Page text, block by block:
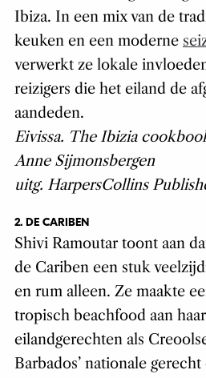
Ibiza. In een mix van de
keuken en een moderne
verwerkt ze lokale
reizigers die het eiland de
aandeden.
Eivissa. The Ibizia
Anne Sijmonsbergen
uitg. HarpersCollins
2. DE CARIBEN
Shivi Ramoutar toont aan
de Cariben een stuk
en rum alleen. Ze maakte
tropisch beachfood aan
eilandgerechten als
Barbados’ nationale